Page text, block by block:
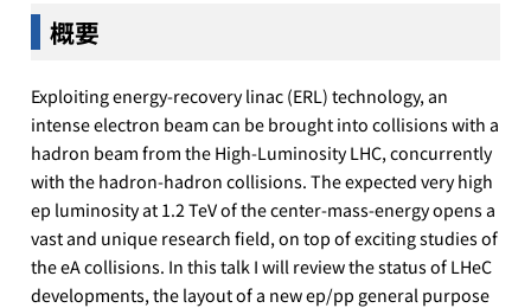
概要
Exploiting energy-recovery linac (ERL) technology, an
intense electron beam can be brought into collisions with a
hadron beam from the High-Luminosity LHC, concurrently
with the hadron-hadron collisions. The expected very high
ep luminosity at 1.2 TeV of the center-mass-energy opens a
vast and unique research field, on top of exciting studies of
the eA collisions. In this talk I will review the status of LHeC
developments, the layout of a new ep/pp general purpose